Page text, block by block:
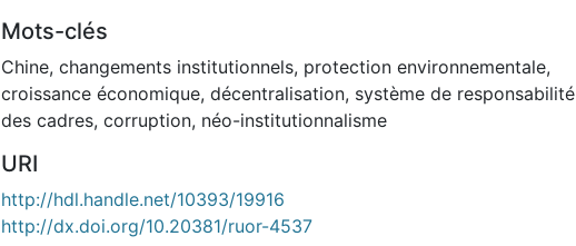
Mots-clés
Chine, changements institutionnels, protection environnementale,
croissance économique, décentralisation, système de responsabilité
des cadres, corruption, néo-institutionnalisme
URI
http://hdl.handle.net/10393/19916
http://dx.doi.org/10.20381/ruor-4537